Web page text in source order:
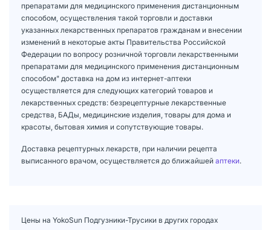
препаратами для медицинского применения дистанционным
способом, осуществления такой торговли и доставки
указанных лекарственных препаратов гражданам и внесении
изменений в некоторые акты Правительства Российской
Федерации по вопросу розничной торговли лекарственными
препаратами для медицинского применения дистанционным
способом" доставка на дом из интернет-аптеки
осуществляется для следующих категорий товаров и
лекарственных средств: безрецептурные лекарственные
средства, БАДы, медицинские изделия, товары для дома и
красоты, бытовая химия и сопутствующие товары.
Доставка рецептурных лекарств, при наличии рецепта
выписанного врачом, осуществляется до ближайшей аптеки.
Цены на YokoSun Подгузники-Трусики в других городах